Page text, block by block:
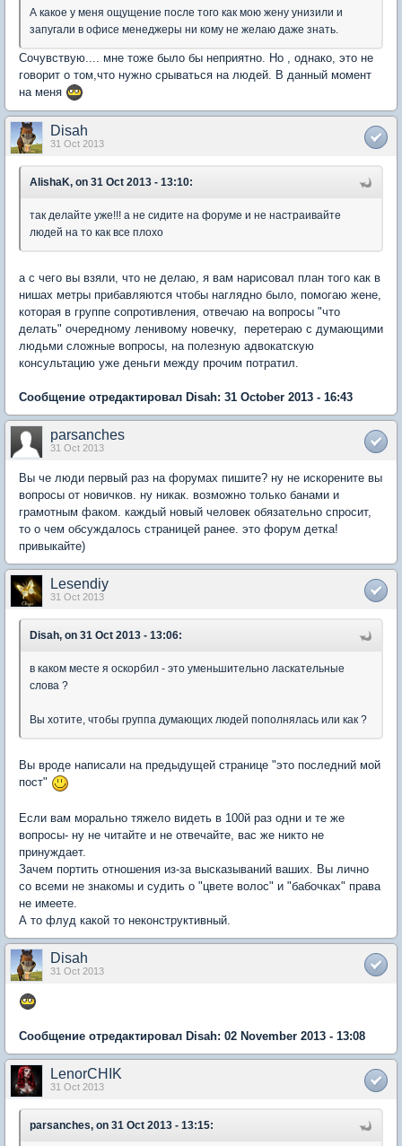
А какое у меня ощущение после того как мою жену унизили и
запугали в офисе менеджеры ни кому не желаю даже знать.
Сочувствую.... мне тоже было бы неприятно. Но , однако, это не
говорит о том,что нужно срываться на людей. В данный момент
на меня
Disah
31 Oct 2013
AlishaK, on 31 Oct 2013 - 13:10:
так делайте уже!!! а не сидите на форуме и не настраивайте
людей на то как все плохо
а с чего вы взяли, что не делаю, я вам нарисовал план того как в
нишах метры прибавляются чтобы наглядно было, помогаю жене,
которая в группе сопротивления, отвечаю на вопросы "что
делать" очередному ленивому новечку, перетераю с думающими
людьми сложные вопросы, на полезную адвокатскую
консультацию уже деньги между прочим потратил.
Сообщение отредактировал Disah: 31 October 2013 - 16:43
parsanches
31 Oct 2013
Вы че люди первый раз на форумах пишите? ну не искорените вы
вопросы от новичков. ну никак. возможно только банами и
грамотным факом. каждый новый человек обязательно спросит,
то о чем обсуждалось страницей ранее. это форум детка!
привыкайте)
Lesendiy
31 Oct 2013
Disah, on 31 Oct 2013 - 13:06:
в каком месте я оскорбил - это уменьшительно ласкательные
слова ?
Вы хотите, чтобы группа думающих людей пополнялась или как ?
Вы вроде написали на предыдущей странице "это последний мой
пост"
Если вам морально тяжело видеть в 100й раз одни и те же
вопросы- ну не читайте и не отвечайте, вас же никто не
принуждает.
Зачем портить отношения из-за высказываний ваших. Вы лично
со всеми не знакомы и судить о "цвете волос" и "бабочках" права
не имеете.
А то флуд какой то неконструктивный.
Disah
31 Oct 2013
Сообщение отредактировал Disah: 02 November 2013 - 13:08
LenorCHIK
31 Oct 2013
parsanches, on 31 Oct 2013 - 13:15: